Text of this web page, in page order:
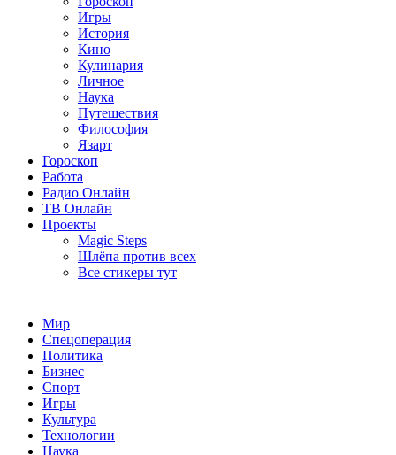
Игры
История
Кино
Кулинария
Личное
Наука
Путешествия
Философия
Язарт
Гороскоп
Работа
Радио Онлайн
ТВ Онлайн
Проекты
Magic Steps
Шлёпа против всех
Все стикеры тут
Мир
Спецоперация
Политика
Бизнес
Спорт
Игры
Культура
Технологии
Наука